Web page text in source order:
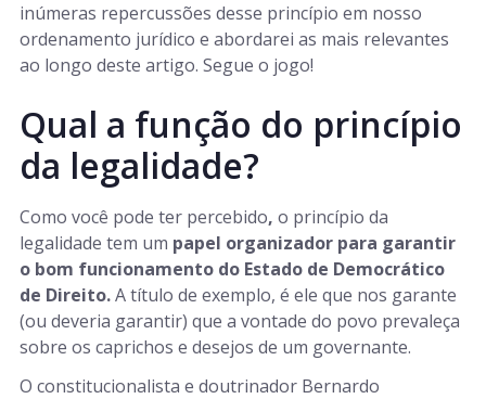
inúmeras repercussões desse princípio em nosso
ordenamento jurídico e abordarei as mais relevantes
ao longo deste artigo. Segue o jogo!
Qual a função do princípio
da legalidade?
Como você pode ter percebido, o princípio da
legalidade tem um papel organizador para garantir
o bom funcionamento do Estado de Democrático
de Direito.A título de exemplo, é ele que nos garante
(ou deveria garantir) que a vontade do povo prevaleça
sobre os caprichos e desejos de um governante.
O constitucionalista e doutrinador Bernardo